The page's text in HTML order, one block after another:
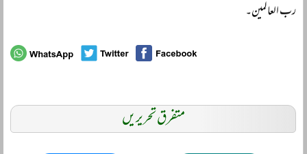
رب العالمین۔
متفرق تحریریں